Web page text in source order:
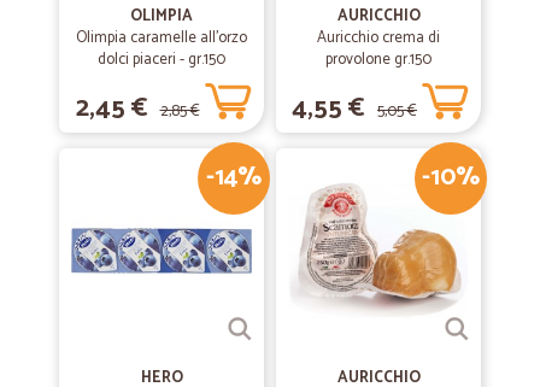
OLIMPIA
Olimpia caramelle all'orzo
dolci piaceri - gr.150
2,45 € 2,85 €
AURICCHIO
Auricchio crema di
provolone gr.150
4,55 € 5,05 €
-14%
HERO
-10%
AURICCHIO